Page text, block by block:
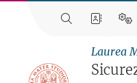
Laurea